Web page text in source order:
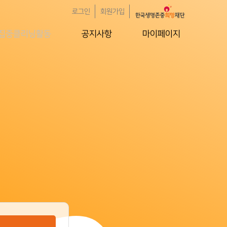
로그인 회원가입
중클리닝활동 공지사항 마이페이지